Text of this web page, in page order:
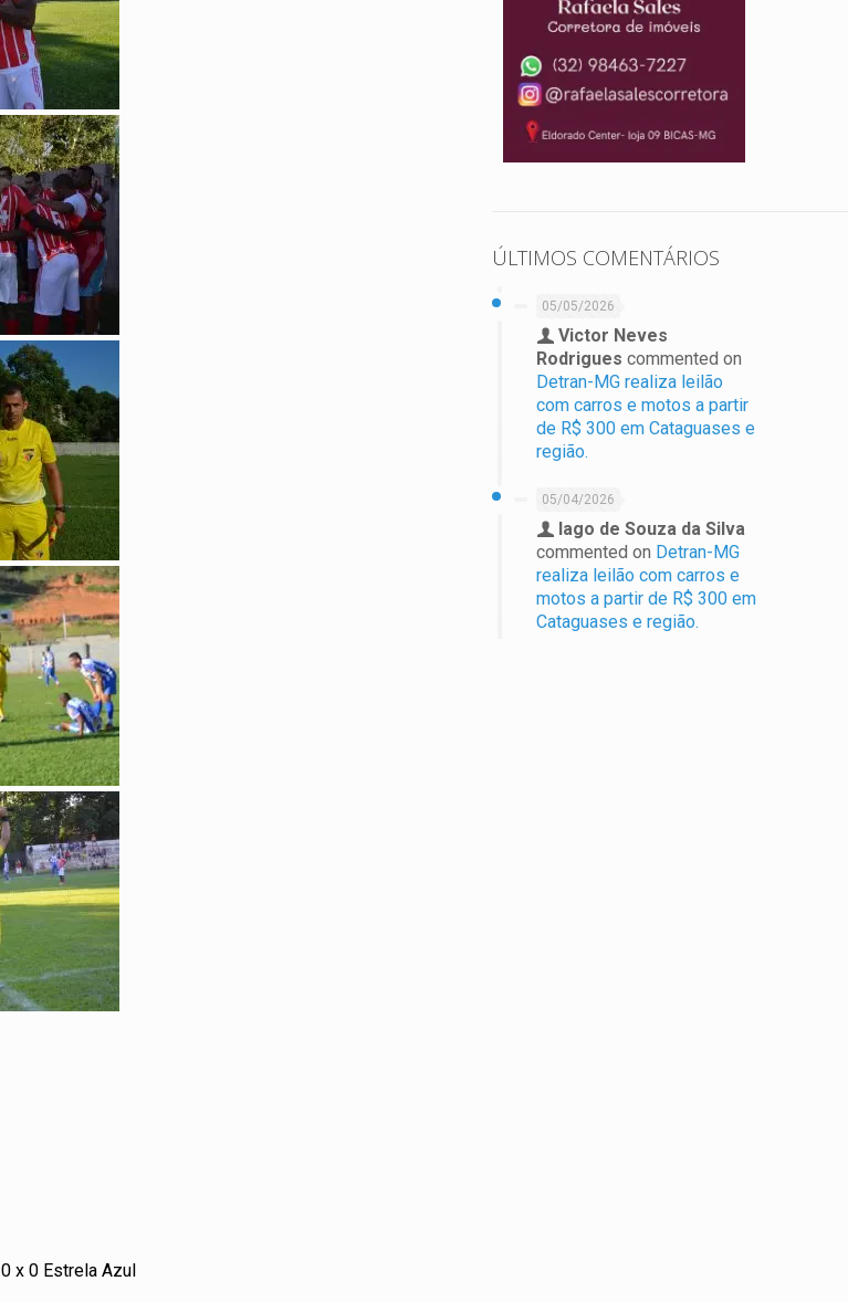
x 0 Estrela Azul
ÚLTIMOS COMENTÁRIOS
05/05/2026
Victor Neves
Rodrigues commented on
Detran-MG realiza leilão
com carros e motos a partir
de R$ 300 em Cataguases e
região.
05/04/2026
Iago de Souza da Silva
commented on Detran-MG
realiza leilão com carros e
motos a partir de R$ 300 em
Cataguases e região.